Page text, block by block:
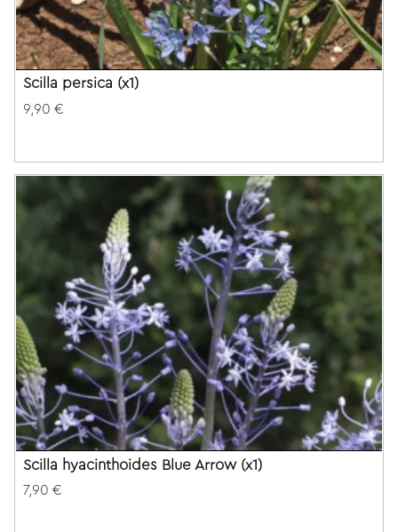
Scilla persica (x1)
9,90 €
Scilla hyacinthoides Blue Arrow (x1)
7,90 €